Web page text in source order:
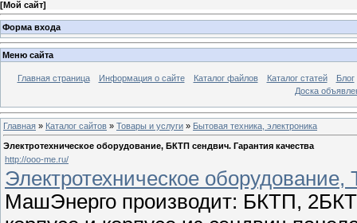
[Мой сайт]
Форма входа
Меню сайта
Главная страница Информация о сайте Каталог файлов Каталог статей
Блог
Доска
Главная » Каталог сайтов » Товары и услуги » Бытовая техника, электроника
Электротехническое оборудование, БКТП сендвич. Гарантия качества
http://ooo-me.ru/
Электротехническое
МашЭнерго производит: БКТП,